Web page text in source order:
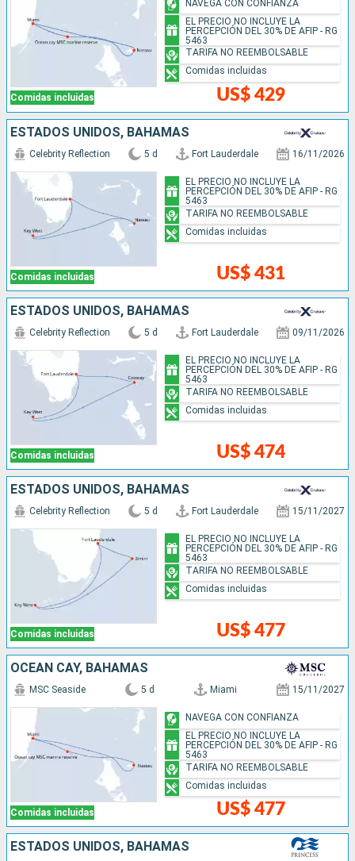
Comidas incluidas US$ 429
NAVEGA CON CONFIANZA
EL PRECIO NO INCLUYE LA
PERCEPCIÓN DEL 30% DE AFIP - RG
5463
TARIFA NO REEMBOLSABLE
Comidas incluidas
ESTADOS UNIDOS, BAHAMAS
Comidas incluidas
Celebrity Reflection 5 d Fort Lauderdale 16/11/2026
US$ 431
EL PRECIO NO INCLUYE LA
PERCEPCIÓN DEL 30% DE AFIP - RG
5463
TARIFA NO REEMBOLSABLE
Comidas incluidas
ESTADOS UNIDOS, BAHAMAS
Comidas incluidas
Celebrity Reflection 5 d Fort Lauderdale 09/11/2026
US$ 474
EL PRECIO NO INCLUYE LA
PERCEPCIÓN DEL 30% DE AFIP - RG
5463
TARIFA NO REEMBOLSABLE
Comidas incluidas
ESTADOS UNIDOS, BAHAMAS
Comidas incluidas
Celebrity Reflection 5 d Fort Lauderdale 15/11/2027
US$ 477
EL PRECIO NO INCLUYE LA
PERCEPCIÓN DEL 30% DE AFIP - RG
5463
TARIFA NO REEMBOLSABLE
Comidas incluidas
OCEAN CAY, BAHAMAS
Comidas incluidas
MSC Seaside 5 d Miami 15/11/2027
US$ 477
NAVEGA CON CONFIANZA
EL PRECIO NO INCLUYE LA
PERCEPCIÓN DEL 30% DE AFIP - RG
5463
TARIFA NO REEMBOLSABLE
Comidas incluidas
ESTADOS UNIDOS, BAHAMAS